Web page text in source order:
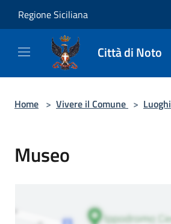
Regione Siciliana
Città di Noto
Home > Vivere il Comune > Luoghi
Museo